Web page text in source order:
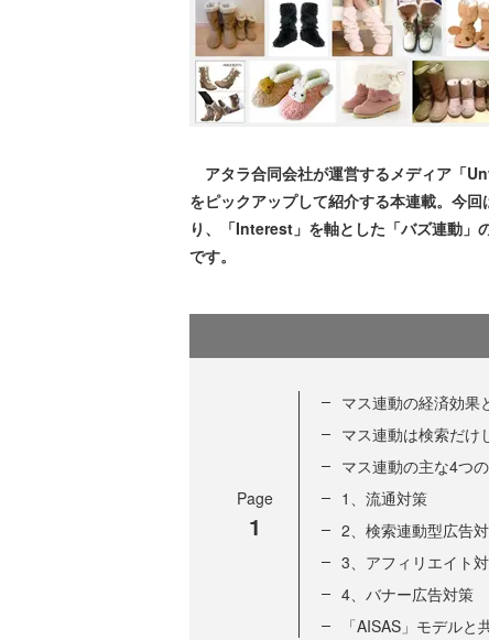
アタラ合同会社が運営するメディア「
をピックアップして紹介する本連載。今
り、「Interest」を軸とした「バズ連動」
です。
Page
1
マス連動の経済効果
マス連動は検索だけ
マス連動の主な4つ
1、流通対策
2、検索連動型広告
3、アフィリエイト
4、バナー広告対策
「AISAS」モデル